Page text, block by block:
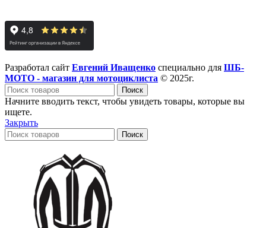
Разработал сайт Евгений Иващенко специально для ШБ-
МОТО - магазин для мотоциклиста © 2025г.
Поиск
Начните вводить текст, чтобы увидеть товары, которые вы
ищете.
Закрыть
Поиск